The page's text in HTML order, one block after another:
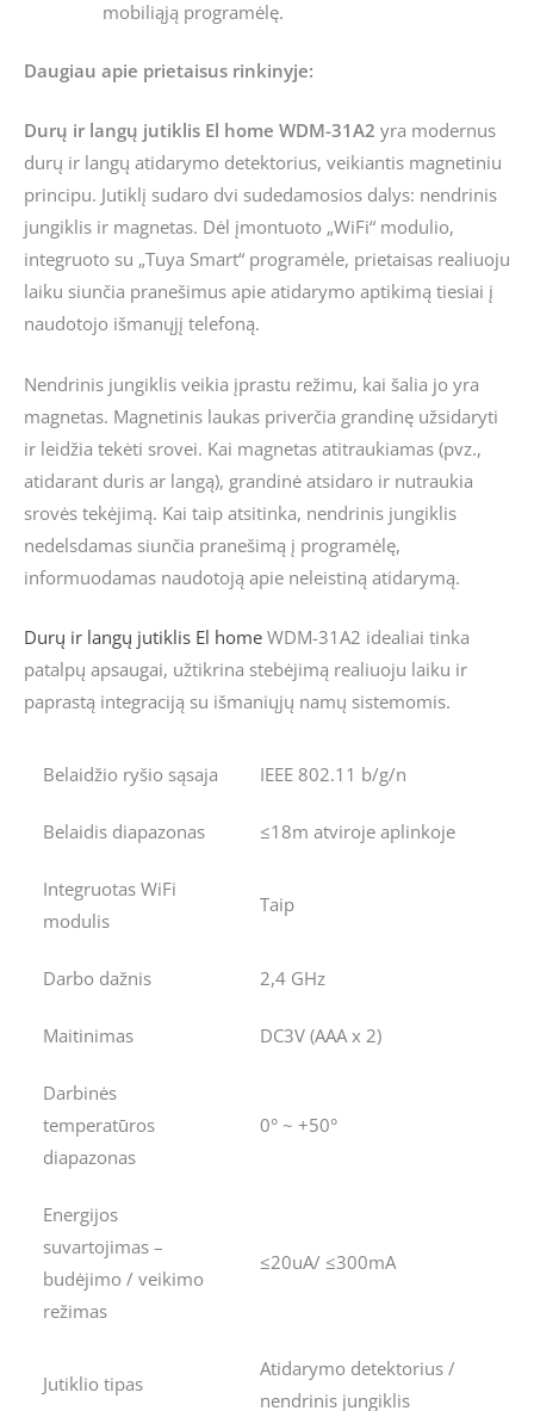
mobiliąją programėlę.
Daugiau apie prietaisus rinkinyje:
Durų ir langų jutiklis El home WDM-31A2 yra modernus
durų ir langų atidarymo detektorius, veikiantis magnetiniu
principu. Jutiklį sudaro dvi sudedamosios dalys: nendrinis
jungiklis ir magnetas. Dėl įmontuoto „WiFi“ modulio,
integruoto su „Tuya Smart“ programėle, prietaisas realiuoju
laiku siunčia pranešimus apie atidarymo aptikimą tiesiai į
naudotojo išmanųjį telefoną.
Nendrinis jungiklis veikia įprastu režimu, kai šalia jo yra
magnetas. Magnetinis laukas priverčia grandinę užsidaryti
ir leidžia tekėti srovei. Kai magnetas atitraukiamas (pvz.,
atidarant duris ar langą), grandinė atsidaro ir nutraukia
srovės tekėjimą. Kai taip atsitinka, nendrinis jungiklis
nedelsdamas siunčia pranešimą į programėlę,
informuodamas naudotoją apie neleistiną atidarymą.
Durų ir langų jutiklis El home WDM-31A2 idealiai tinka
patalpų apsaugai, užtikrina stebėjimą realiuoju laiku ir
paprastą integraciją su išmaniųjų namų sistemomis.
Belaidžio ryšio sąsaja IEEE 802.11 b/g/n
Belaidis diapazonas ≤18m atviroje aplinkoje
Integruotas WiFi
modulis
Taip
Darbo dažnis 2,4 GHz
Maitinimas DC3V (AAA x 2)
Darbinės
temperatūros
diapazonas
0° ~ +50°
Energijos
suvartojimas –
budėjimo / veikimo
režimas
≤20uA/ ≤300mA
Jutiklio tipas
Atidarymo detektorius /
nendrinis jungiklis